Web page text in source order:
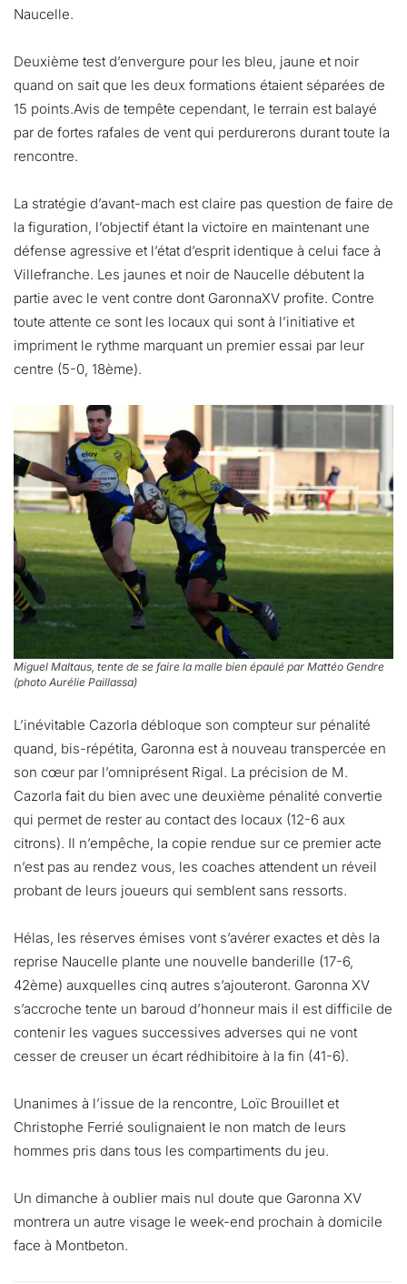
Naucelle.
Deuxième test d’envergure pour les bleu, jaune et noir
quand on sait que les deux formations étaient séparées de
15 points.Avis de tempête cependant, le terrain est balayé
par de fortes rafales de vent qui perdurerons durant toute la
rencontre.
La stratégie d’avant-mach est claire pas question de faire de
la figuration, l’objectif étant la victoire en maintenant une
défense agressive et l’état d’esprit identique à celui face à
Villefranche. Les jaunes et noir de Naucelle débutent la
partie avec le vent contre dont GaronnaXV profite. Contre
toute attente ce sont les locaux qui sont à l’initiative et
impriment le rythme marquant un premier essai par leur
centre (5-0, 18ème).
Miguel Maltaus, tente de se faire la malle bien épaulé par Mattéo Gendre
(photo Aurélie Paillassa)
L’inévitable Cazorla débloque son compteur sur pénalité
quand, bis-répétita, Garonna est à nouveau transpercée en
son cœur par l’omniprésent Rigal. La précision de M.
Cazorla fait du bien avec une deuxième pénalité convertie
qui permet de rester au contact des locaux (12-6 aux
citrons). Il n’empêche, la copie rendue sur ce premier acte
n’est pas au rendez vous, les coaches attendent un réveil
probant de leurs joueurs qui semblent sans ressorts.
Hélas, les réserves émises vont s’avérer exactes et dès la
reprise Naucelle plante une nouvelle banderille (17-6,
42ème) auxquelles cinq autres s’ajouteront. Garonna XV
s’accroche tente un baroud d’honneur mais il est difficile de
contenir les vagues successives adverses qui ne vont
cesser de creuser un écart rédhibitoire à la fin (41-6).
Unanimes à l’issue de la rencontre, Loïc Brouillet et
Christophe Ferrié soulignaient le non match de leurs
hommes pris dans tous les compartiments du jeu.
Un dimanche à oublier mais nul doute que Garonna XV
montrera un autre visage le week-end prochain à domicile
face à Montbeton.